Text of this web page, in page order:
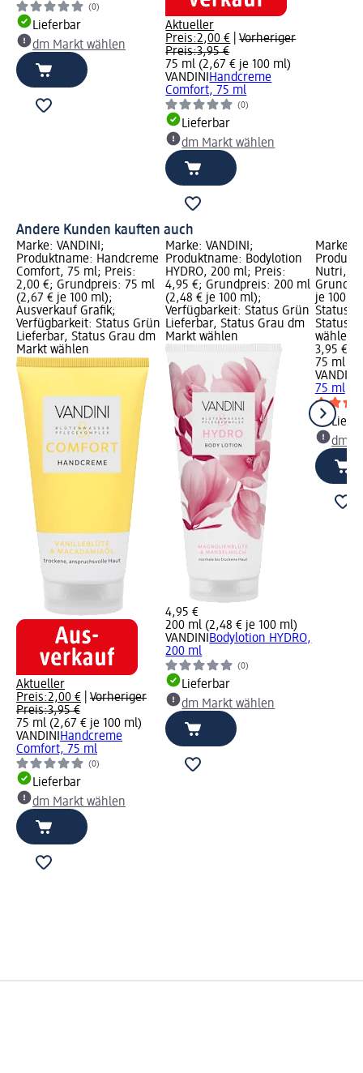
(0)
Lieferbar
dm Markt wählen
Aktueller
Preis:2,00 € |Vorheriger
Preis:3,95 €
75 ml (2,67 € je 100 ml)
VANDINI Handcreme
Comfort, 75 ml
(0)
Lieferbar
dm Markt wählen
Andere Kunden kauften auch
Marke: VANDINI;
Produktname: Handcreme
Comfort, 75 ml; Preis:
2,00 €; Grundpreis: 75 ml
(2,67 € je 100 ml);
Ausverkauf Grafik;
Verfügbarkeit: Status Grün
Lieferbar, Status Grau dm
Markt wählen
Aktueller
Preis:2,00 €
Vorheriger
Preis:3,95 €
75 ml (2,67 € je 100 ml)
VANDINI Handcreme
Comfort, 75 ml
(0)
Lieferbar
dm Markt wählen
Marke: VANDINI;
Produktname: Bodylotion
HYDRO, 200 ml; Preis:
4,95 €; Grundpreis: 200 ml
(2,48 € je 100 ml);
Verfügbarkeit: Status Grün
Lieferbar, Status Grau dm
Markt wählen
4,95 €
200 ml (2,48 € je 100 ml)
VANDINI Bodylotion HYDRO,
200 ml
(0)
Lieferbar
dm Markt wählen
Marke:
Nutri,
je 100
Status
Status
wählen
3,95 €
75 ml
VANDINI
75 ml
dm